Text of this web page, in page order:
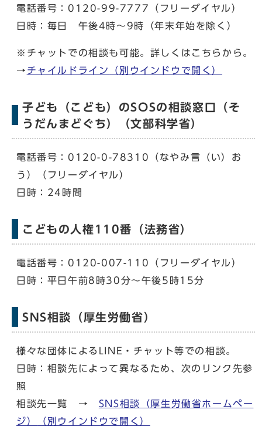
電話番号：0120-99-7777（フリーダイヤル）
日時：毎日 午後4時～9時（年末年始を除く）
※チャットでの相談も可能。詳しくはこちらから。
→ チャイルドライン （別ウインドウで開く）
子ども（こども）のSOSの相談窓口（そ
うだんまどぐち）（文部科学省）
電話番号：0120-0-78310（なやみ言（い）お
う）（フリーダイヤル）
日時：24時間
こどもの人権110番（法務省）
電話番号：0120-007-110（フリーダイヤル）
日時：平日午前8時30分～午後5時15分
SNS相談（厚生労働省）
様々な団体によるLINE・チャット等での相談。
日時：相談先によって異なるため、次のリンク先参
照
相談先一覧 → SNS相談（厚生労働省ホームペー
ジ）
（別ウインドウで開く）